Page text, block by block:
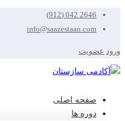
2646 042 (912)
info@saazestaan.com
ورود عضویت
صفحه اصلی
دوره ها